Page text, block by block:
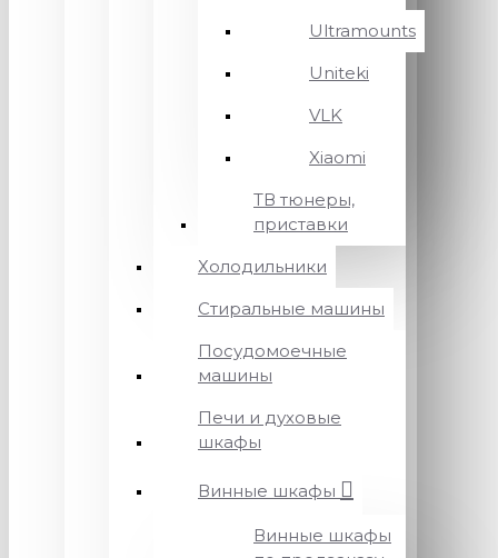
Ultramounts
Uniteki
VLK
Xiaomi
ТВ тюнеры,
приставки
Холодильники
Стиральные машины
Посудомоечные
машины
Печи и духовые
шкафы
Винные шкафы
Винные шкафы